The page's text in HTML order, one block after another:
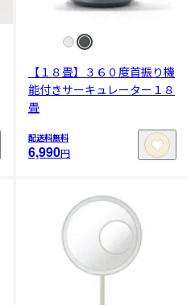
【１８畳】３６０度首振り機
能付きサーキュレーター１８
畳
配送料無料
6,990円